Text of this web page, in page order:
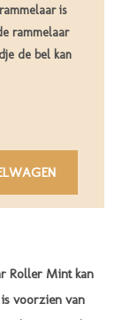
is
rammelaar
de bel kan
Roller Mint kan
voorzien van